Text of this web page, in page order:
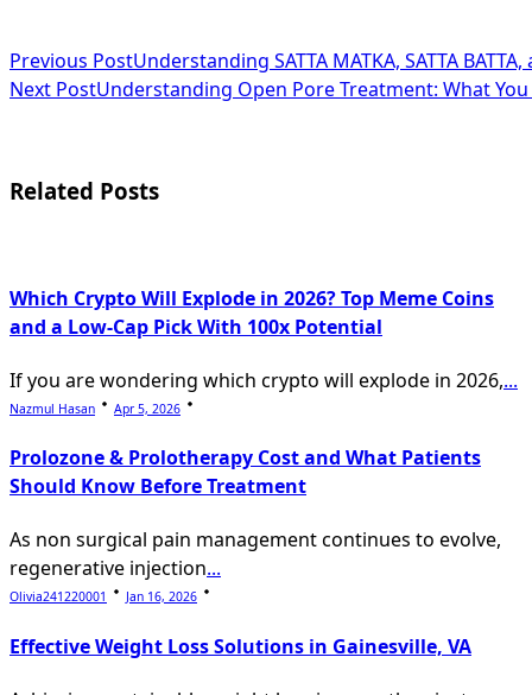
<span
class="nav-
screen-
Previous PostUnderstanding SATTA MATKA, SATTA BATTA,
Next PostUnderstanding Open Pore Treatment: What
Related Posts
Which Crypto Will Explode in 2026? Top Meme Coins
and a Low-Cap Pick With 100x Potential
If you are wondering which crypto will explode in 2026,...
Nazmul Hasan Apr 5, 2026
Prolozone & Prolotherapy Cost and What Patients
Should Know Before Treatment
As non surgical pain management continues to evolve,
regenerative injection...
Olivia241220001 Jan 16, 2026
Effective Weight Loss Solutions in Gainesville, VA